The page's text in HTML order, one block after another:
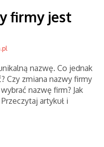
firmy jest
nazwę. Co jednak
Czy zmiana nazwy firmy
nazwę firm? Jak
artykuł i